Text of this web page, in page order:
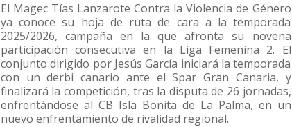
El Magec Tías Lanzarote Contra la Violencia de Género
ya conoce su hoja de ruta de cara a la temporada
2025/2026, campaña en la que afronta su novena
participación consecutiva en la Liga Femenina 2. El
conjunto dirigido por Jesús García iniciará la temporada
con un derbi canario ante el Spar Gran Canaria, y
finalizará la competición, tras la disputa de 26 jornadas,
enfrentándose al CB Isla Bonita de La Palma, en un
nuevo enfrentamiento de rivalidad regional.